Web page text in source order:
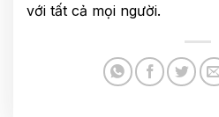
với tất cả mọi người.